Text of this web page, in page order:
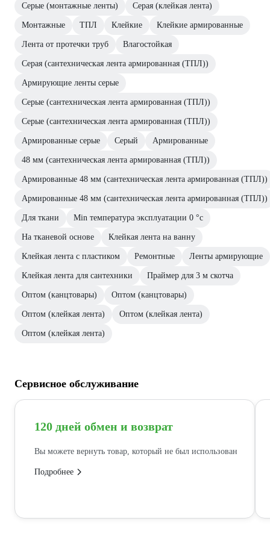
Серые (монтажные ленты) Серая (клейкая лента)
Монтажные ТПЛ Клейкие Клейкие армированные
Лента от протечки труб Влагостойкая
Серая (сантехническая лента армированная (ТПЛ))
Армирующие ленты серые
Серые (сантехническая лента армированная (ТПЛ))
Серые (сантехническая лента армированная (ТПЛ))
Армированные серые Серый Армированные
48 мм (сантехническая лента армированная (ТПЛ))
Армированные 48 мм (сантехническая лента армированная (ТПЛ))
Армированные 48 мм (сантехническая лента армированная (ТПЛ))
Для ткани Min температура эксплуатации 0 °с
На тканевой основе Клейкая лента на ванну
Клейкая лента с пластиком Ремонтные Ленты армирующие
Клейкая лента для сантехники Праймер для 3 м скотча
Оптом (канцтовары) Оптом (канцтовары)
Оптом (клейкая лента) Оптом (клейкая лента)
Оптом (клейкая лента)
Сервисное обслуживание
120 дней обмен и возврат
Вы можете вернуть товар, который не был использован
Подробнее